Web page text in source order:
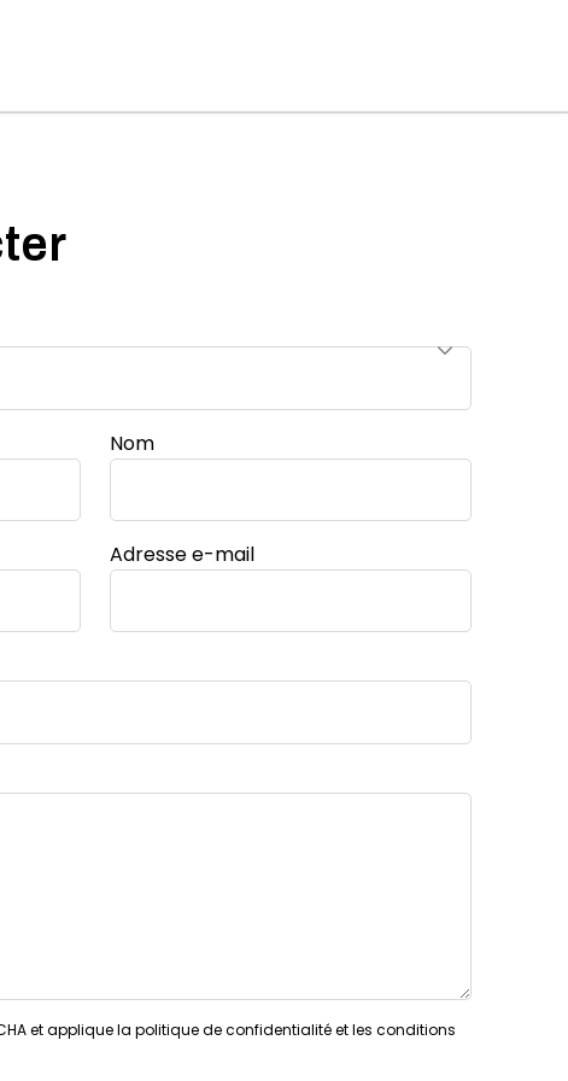
Nom
Adresse e-mail
et applique la politique de confidentialité et les conditions